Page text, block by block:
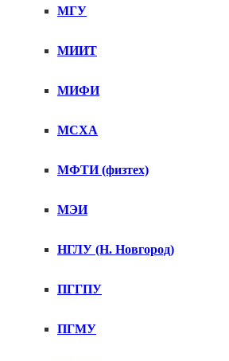
МГУ
МИИТ
МИФИ
МСХА
МФТИ (физтех)
МЭИ
НГЛУ (Н. Новгород)
ПГГПУ
ПГМУ
отзыв для: “Именная футболка
опубликован.
Обязательные поля